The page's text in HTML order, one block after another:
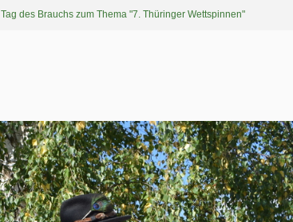
Tag des Brauchs zum Thema "7. Thüringer Wettspinnen"